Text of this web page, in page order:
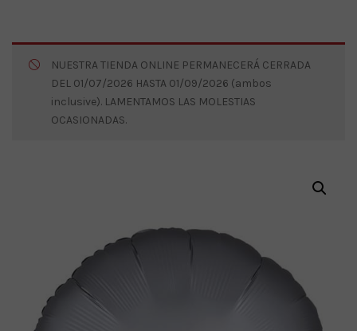
NUESTRA TIENDA ONLINE PERMANECERÁ CERRADA
DEL 01/07/2026 HASTA 01/09/2026 (ambos
inclusive). LAMENTAMOS LAS MOLESTIAS
OCASIONADAS.